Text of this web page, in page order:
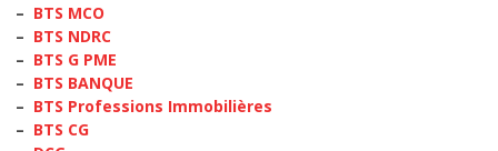
– BTS MCO
– BTS NDRC
– BTS G PME
– BTS BANQUE
– BTS Professions Immobilières
– BTS CG